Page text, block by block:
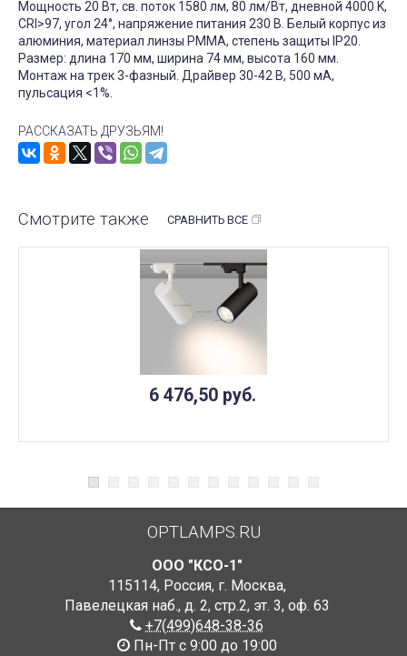
Мощность 20 Вт, св. поток 1580 лм, 80 лм/Вт, дневной 4000 K,
CRI>97, угол 24°, напряжение питания 230 В. Белый корпус из
алюминия, материал линзы PMMA, степень защиты IP20.
Размер: длина 170 мм, ширина 74 мм, высота 160 мм.
Монтаж на трек 3-фазный. Драйвер 30-42 В, 500 мА,
пульсация <1%.
РАССКАЗАТЬ ДРУЗЬЯМ!
Смотрите также СРАВНИТЬ ВСЕ
6 476,50 руб.
OPTLAMPS.RU
ООО "КСО-1"
115114, Россия, г. Москва,
Павелецкая наб., д. 2, стр.2, эт. 3, оф. 63
+7(499)648-38-36
Пн-Пт с 9:00 до 19:00